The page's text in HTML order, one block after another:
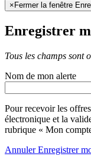
× Fermer la fenêtre
Enregistrer
Tous les champs sont
Nom de mon alerte
Pour recevoir les
électronique et la
rubrique « Mon
AnnulerEnregistrer